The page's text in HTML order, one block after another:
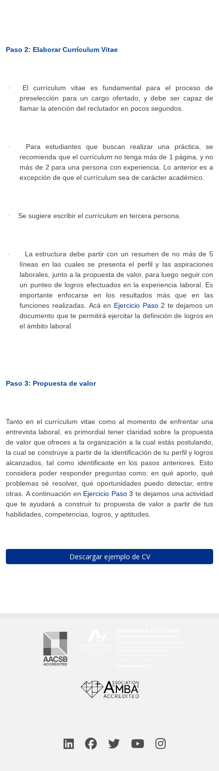
Paso 2: Elaborar Currículum Vitae
·
El currículum vitae es fundamental para el proceso de
preselección para un cargo ofertado, y debe ser capaz de
llamar la atención del reclutador en pocos segundos.
·
Para estudiantes que buscan realizar una práctica, se
recomienda que el currículum no tenga más de 1 página, y no
más de 2 para una persona con experiencia. Lo anterior es a
excepción de que el currículum sea de carácter académico.
· Se sugiere escribir el currículum en tercera persona.
·
La estructura debe partir con un resumen de no más de 5
líneas en las cuales se presenta el perfil y las aspiraciones
laborales, junto a la propuesta de valor, para luego seguir con
un punteo de logros efectuados en la experiencia laboral. Es
importante enfocarse en los resultados más que en las
funciones realizadas. Acá en Ejercicio Paso 2 te dejamos un
documento que te permitirá ejercitar la definición de logros en
el ámbito laboral.
Paso 3: Propuesta de valor
Tanto en el currículum vitae como al momento de enfrentar una
entrevista laboral, es primordial tener claridad sobre la propuesta
de valor que ofreces a la organización a la cual estás postulando,
la cual se construye a partir de la identificación de tu perfil y logros
alcanzados, tal como identificaste en los pasos anteriores. Esto
considera poder responder preguntas como: en qué aporto, qué
problemas sé resolver, qué oportunidades puedo detectar, entre
otras. A continuación en Ejercicio Paso 3 te dejamos una actividad
que te ayudará a construir tu propuesta de valor a partir de tus
habilidades, competencias, logros, y aptitudes.
Descargar ejemplo de CV